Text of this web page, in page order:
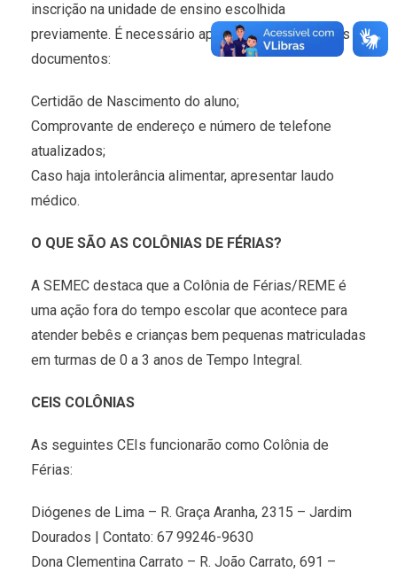
inscrição na unidade de ensino escolhida
previamente. É necessário apresentar os seguintes
documentos:
Certidão de Nascimento do aluno;
Comprovante de endereço e número de telefone
atualizados;
Caso haja intolerância alimentar, apresentar laudo
médico.
O QUE SÃO AS COLÔNIAS DE FÉRIAS?
A SEMEC destaca que a Colônia de Férias/REME é
uma ação fora do tempo escolar que acontece para
atender bebês e crianças bem pequenas matriculadas
em turmas de 0 a 3 anos de Tempo Integral.
CEIS COLÔNIAS
As seguintes CEIs funcionarão como Colônia de
Férias:
Diógenes de Lima – R. Graça Aranha, 2315 – Jardim
Dourados | Contato: 67 99246-9630
Dona Clementina Carrato – R. João Carrato, 691 –